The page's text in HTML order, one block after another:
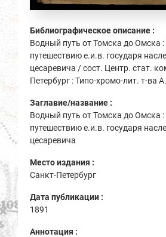
Библиографическое описание :
Водный путь от Томска до Омска :
путешествию е.и.в. государя
цесаревича / сост. Центр. стат.
Петербург : Типо-хромо-лит. т-ва
Заглавие/название :
Водный путь от Томска до Омска :
путешествию е.и.в. государя
цесаревича
Место издания :
Санкт-Петербург
Дата публикации :
1891
Аннотация :